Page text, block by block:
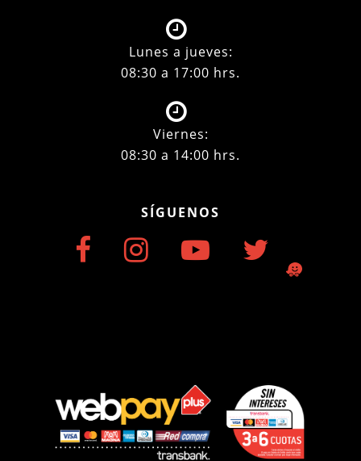
Lunes a jueves:
08:30 a 17:00 hrs.
Viernes:
08:30 a 14:00 hrs.
SÍGUENOS